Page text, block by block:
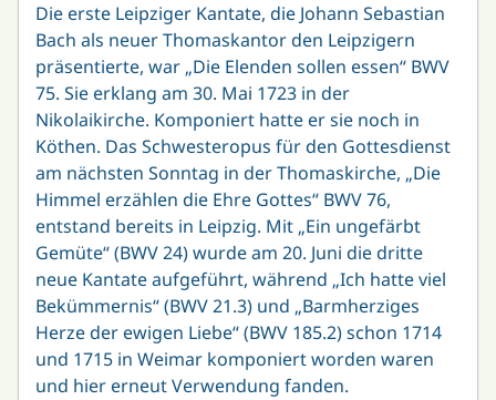
Die erste Leipziger Kantate, die Johann Sebastian
Bach als neuer Thomaskantor den Leipzigern
präsentierte, war „Die Elenden sollen essen“ BWV
75. Sie erklang am 30. Mai 1723 in der
Nikolaikirche. Komponiert hatte er sie noch in
Köthen. Das Schwesteropus für den Gottesdienst
am nächsten Sonntag in der Thomaskirche, „Die
Himmel erzählen die Ehre Gottes“ BWV 76,
entstand bereits in Leipzig. Mit „Ein ungefärbt
Gemüte“ (BWV 24) wurde am 20. Juni die dritte
neue Kantate aufgeführt, während „Ich hatte viel
Bekümmernis“ (BWV 21.3) und „Barmherziges
Herze der ewigen Liebe“ (BWV 185.2) schon 1714
und 1715 in Weimar komponiert worden waren
und hier erneut Verwendung fanden.